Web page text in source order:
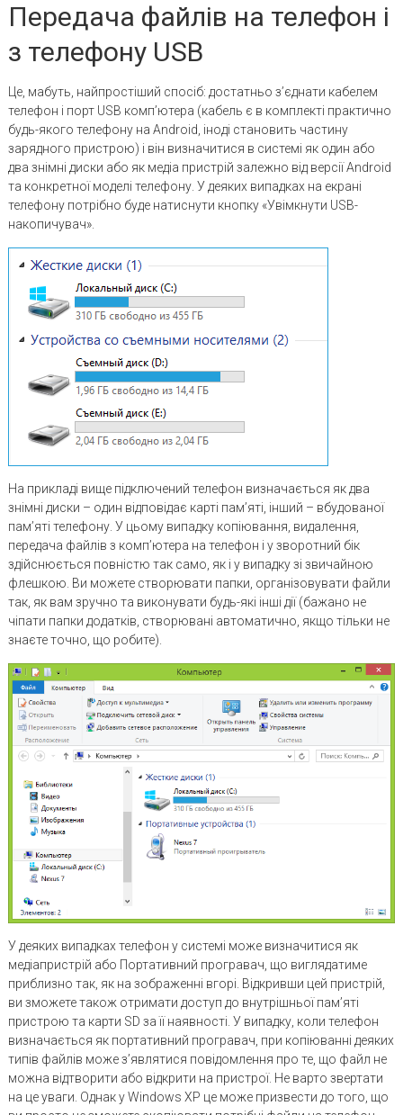
Передача файлів на телефон і
з телефону USB
Це, мабуть, найпростіший спосіб: достатньо з’єднати кабелем
телефон і порт USB комп’ютера (кабель є в комплекті практично
будь-якого телефону на Android, іноді становить частину
зарядного пристрою) і він визначитися в системі як один або
два знімні диски або як медіа пристрій залежно від версії Android
та конкретної моделі телефону. У деяких випадках на екрані
телефону потрібно буде натиснути кнопку «Увімкнути USB-
накопичувач».
На прикладі вище підключений телефон визначається як два
знімні диски – один відповідає карті пам’яті, інший – вбудованої
пам’яті телефону. У цьому випадку копіювання, видалення,
передача файлів з комп’ютера на телефон і у зворотний бік
здійснюється повністю так само, як і у випадку зі звичайною
флешкою. Ви можете створювати папки, організовувати файли
так, як вам зручно та виконувати будь-які інші дії (бажано не
чіпати папки додатків, створювані автоматично, якщо тільки не
знаєте точно, що робите).
У деяких випадках телефон у системі може визначитися як
медіапристрій або Портативний програвач, що виглядатиме
приблизно так, як на зображенні вгорі. Відкривши цей пристрій,
ви зможете також отримати доступ до внутрішньої пам’яті
пристрою та карти SD за її наявності. У випадку, коли телефон
визначається як портативний програвач, при копіюванні деяких
типів файлів може з’являтися повідомлення про те, що файл не
можна відтворити або відкрити на пристрої. Не варто звертати
на це уваги. Однак у Windows XP це може призвести до того, що